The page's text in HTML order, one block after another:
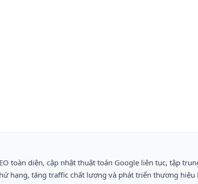
toàn diện, cập nhật thuật toán Google liên tục, tập
hạng, tăng traffic chất lượng và phát triển thương hiệu